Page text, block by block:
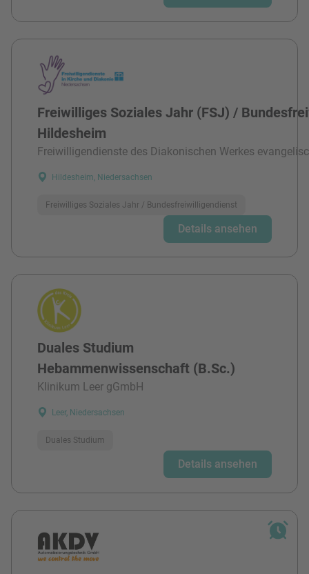
Freiwilliges Soziales Jahr (FSJ) /
Hildesheim
Freiwilligendienste des Diakonischen Werkes
Hildesheim, Niedersachsen
Freiwilliges Soziales Jahr / Bundesfreiwilligendienst
Details ansehen
Duales Studium
Hebammenwissenschaft (B.Sc.)
Klinikum Leer gGmbH
Leer, Niedersachsen
Duales Studium
Details ansehen